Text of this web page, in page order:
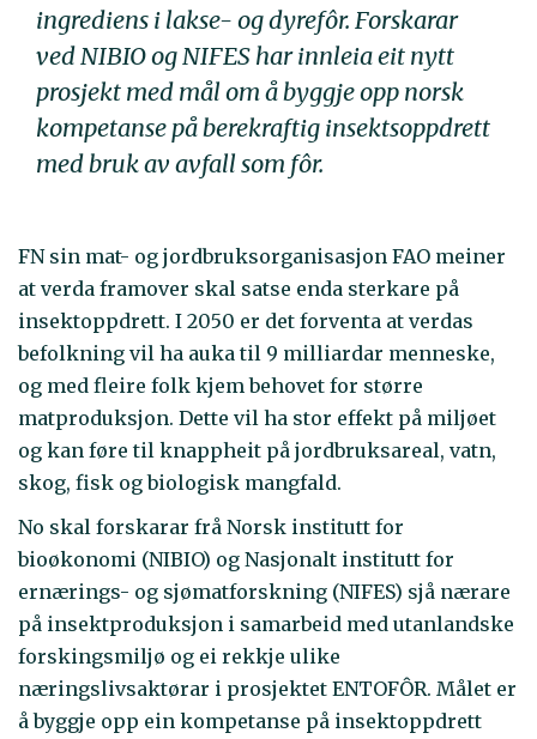
ingrediens i lakse- og dyrefôr. Forskarar
ved NIBIO og NIFES har innleia eit nytt
prosjekt med mål om å byggje opp norsk
kompetanse på berekraftig insektsoppdrett
med bruk av avfall som fôr.
FN sin mat- og jordbruksorganisasjon FAO meiner
at verda framover skal satse enda sterkare på
insektoppdrett. I 2050 er det forventa at verdas
befolkning vil ha auka til 9 milliardar menneske,
og med fleire folk kjem behovet for større
matproduksjon. Dette vil ha stor effekt på miljøet
og kan føre til knappheit på jordbruksareal, vatn,
skog, fisk og biologisk mangfald.
No skal forskarar frå Norsk institutt for
bioøkonomi (NIBIO) og Nasjonalt institutt for
ernærings- og sjømatforskning (NIFES) sjå nærare
på insektproduksjon i samarbeid med utanlandske
forskingsmiljø og ei rekkje ulike
næringslivsaktørar i prosjektet ENTOFÔR. Målet er
å byggje opp ein kompetanse på insektoppdrett